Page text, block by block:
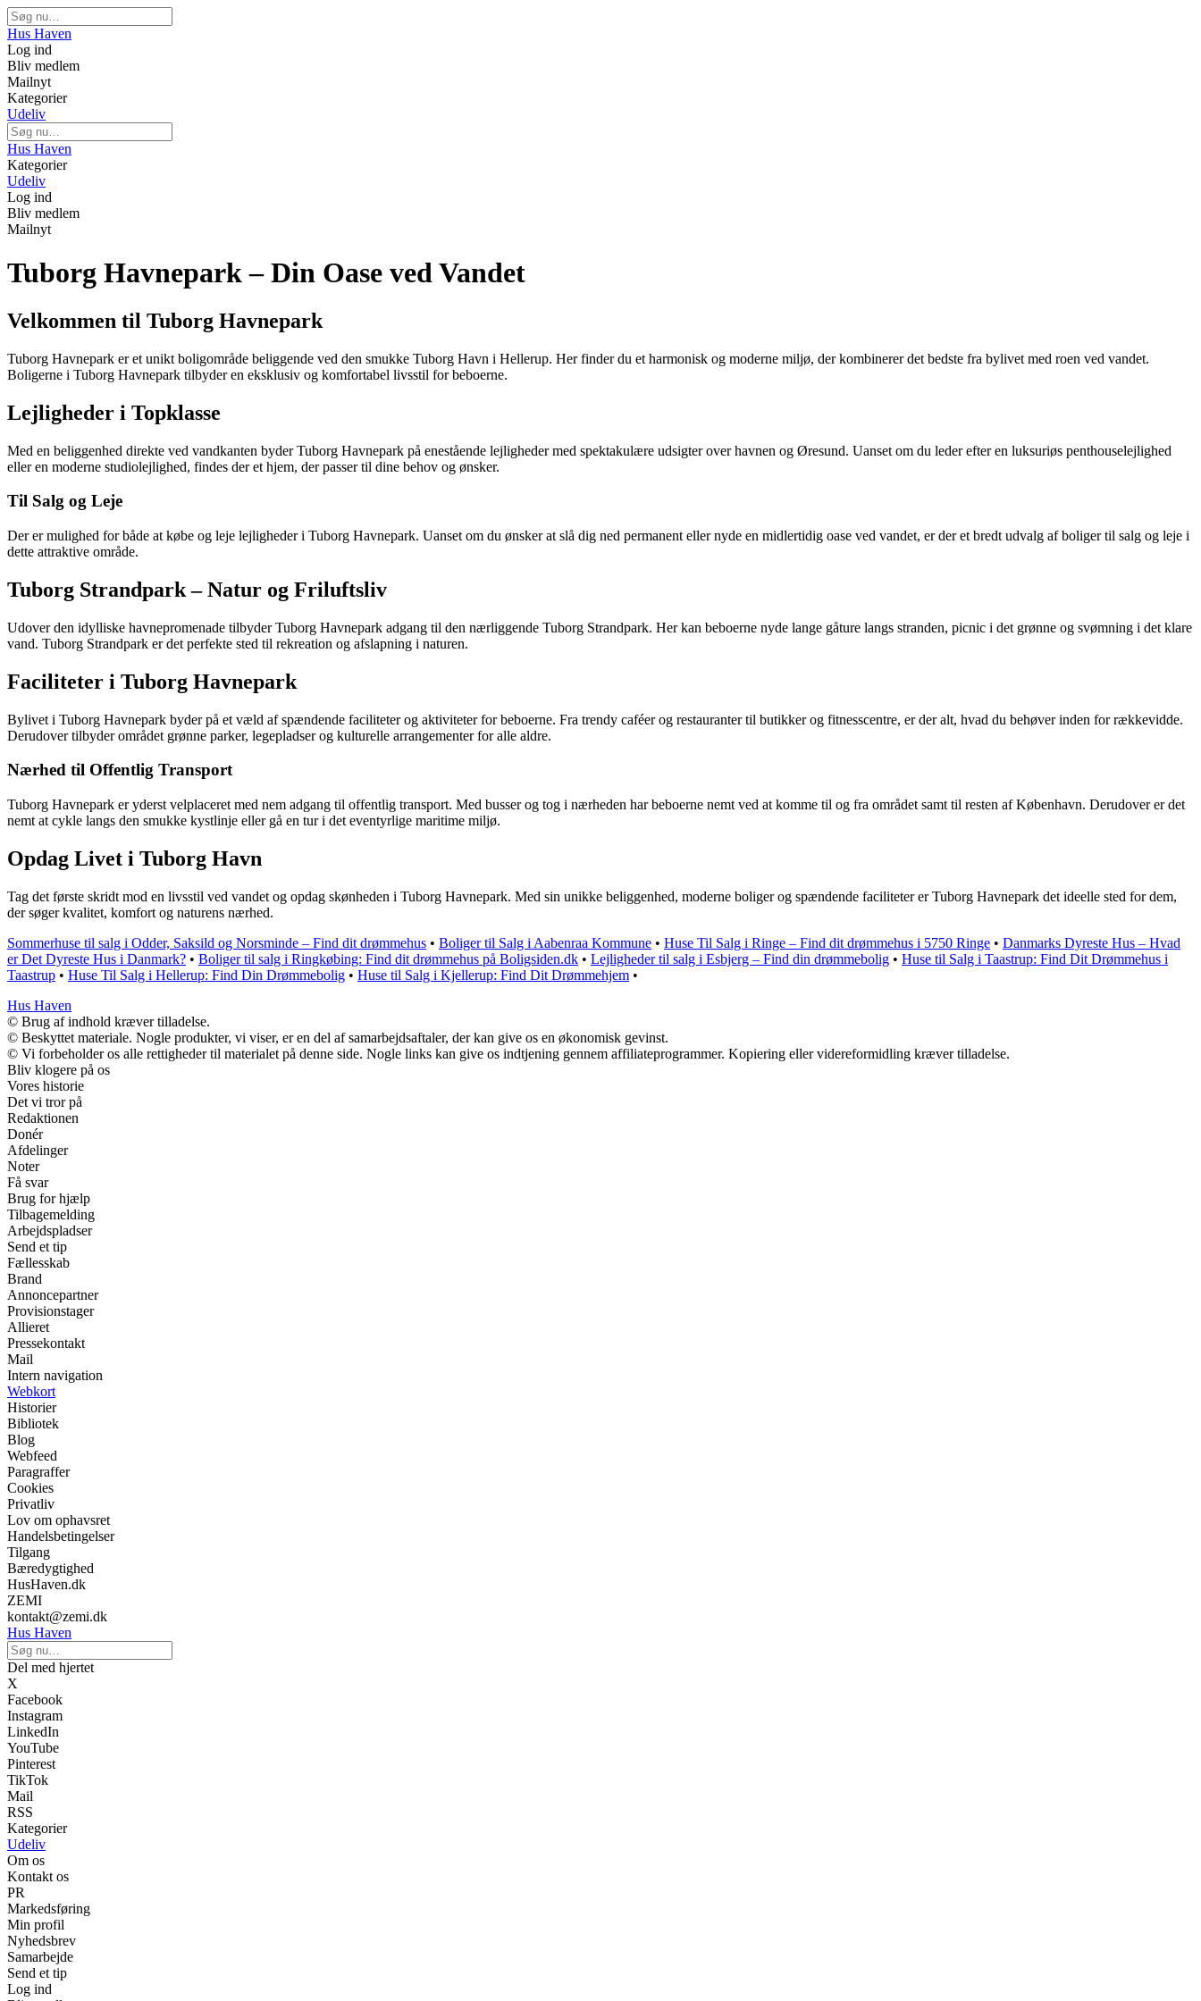
Hus Haven
Log ind
Bliv medlem
Mailnyt
Kategorier
Udeliv
Hus Haven
Kategorier
Udeliv
Log ind
Bliv medlem
Mailnyt
Tuborg Havnepark – Din Oase ved Vandet
Velkommen til Tuborg Havnepark
Tuborg Havnepark er et unikt boligområde beliggende ved den smukke Tuborg Havn i Hellerup. Her finder du et harmonisk og moderne miljø, der kombinerer det bedste fra bylivet med roen ved vandet.
Boligerne i Tuborg Havnepark tilbyder en eksklusiv og komfortabel livsstil for beboerne.
Lejligheder i Topklasse
Med en beliggenhed direkte ved vandkanten byder Tuborg Havnepark på enestående lejligheder med spektakulære udsigter over havnen og Øresund. Uanset om du leder efter en luksuriøs penthouselejlighed
eller en moderne studiolejlighed, findes der et hjem, der passer til dine behov og ønsker.
Til Salg og Leje
Der er mulighed for både at købe og leje lejligheder i Tuborg Havnepark. Uanset om du ønsker at slå dig ned permanent eller nyde en midlertidig oase ved vandet, er der et bredt udvalg af boliger til salg og leje i
dette attraktive område.
Tuborg Strandpark – Natur og Friluftsliv
Udover den idylliske havnepromenade tilbyder Tuborg Havnepark adgang til den nærliggende Tuborg Strandpark. Her kan beboerne nyde lange gåture langs stranden, picnic i det grønne og svømning i det klare
vand. Tuborg Strandpark er det perfekte sted til rekreation og afslapning i naturen.
Faciliteter i Tuborg Havnepark
Bylivet i Tuborg Havnepark byder på et væld af spændende faciliteter og aktiviteter for beboerne. Fra trendy caféer og restauranter til butikker og fitnesscentre, er der alt, hvad du behøver inden for rækkevidde.
Derudover tilbyder området grønne parker, legepladser og kulturelle arrangementer for alle aldre.
Nærhed til Offentlig Transport
Tuborg Havnepark er yderst velplaceret med nem adgang til offentlig transport. Med busser og tog i nærheden har beboerne nemt ved at komme til og fra området samt til resten af København. Derudover er det
nemt at cykle langs den smukke kystlinje eller gå en tur i det eventyrlige maritime miljø.
Opdag Livet i Tuborg Havn
Tag det første skridt mod en livsstil ved vandet og opdag skønheden i Tuborg Havnepark. Med sin unikke beliggenhed, moderne boliger og spændende faciliteter er Tuborg Havnepark det ideelle sted for dem,
der søger kvalitet, komfort og naturens nærhed.
Sommerhuse til salg i Odder, Saksild og Norsminde – Find dit drømmehus • Boliger til Salg i Aabenraa Kommune • Huse Til Salg i Ringe – Find dit drømmehus i 5750 Ringe • Danmarks Dyreste Hus – Hvad
er Det Dyreste Hus i Danmark? • Boliger til salg i Ringkøbing: Find dit drømmehus på Boligsiden.dk • Lejligheder til salg i Esbjerg – Find din drømmebolig • Huse til Salg i Taastrup: Find Dit Drømmehus i
Taastrup • Huse Til Salg i Hellerup: Find Din Drømmebolig • Huse til Salg i Kjellerup: Find Dit Drømmehjem •
Hus Haven
© Brug af indhold kræver tilladelse.
© Beskyttet materiale. Nogle produkter, vi viser, er en del af samarbejdsaftaler, der kan give os en økonomisk gevinst.
© Vi forbeholder os alle rettigheder til materialet på denne side. Nogle links kan give os indtjening gennem affiliateprogrammer. Kopiering eller videreformidling kræver tilladelse.
Bliv klogere på os
Vores historie
Det vi tror på
Redaktionen
Donér
Afdelinger
Noter
Få svar
Brug for hjælp
Tilbagemelding
Arbejdspladser
Send et tip
Fællesskab
Brand
Annoncepartner
Provisionstager
Allieret
Pressekontakt
Mail
Intern navigation
Webkort
Historier
Bibliotek
Blog
Webfeed
Paragraffer
Cookies
Privatliv
Lov om ophavsret
Handelsbetingelser
Tilgang
Bæredygtighed
HusHaven.dk
ZEMI
kontakt@zemi.dk
Hus Haven
Del med hjertet
X
Facebook
Instagram
LinkedIn
YouTube
Pinterest
TikTok
Mail
RSS
Kategorier
Udeliv
Om os
Kontakt os
PR
Markedsføring
Min profil
Nyhedsbrev
Samarbejde
Send et tip
Log ind